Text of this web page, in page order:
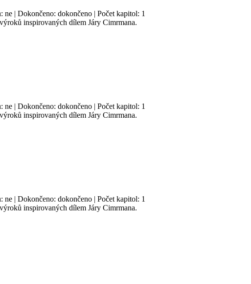
ne | Dokončeno: dokončeno | Počet kapitol: 1
inspirovaných dílem Járy Cimrmana.
ne | Dokončeno: dokončeno | Počet kapitol: 1
inspirovaných dílem Járy Cimrmana.
ne | Dokončeno: dokončeno | Počet kapitol: 1
inspirovaných dílem Járy Cimrmana.